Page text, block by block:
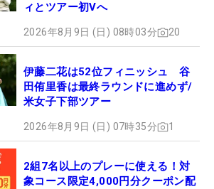
ィとツアー初Vへ
2026年8月9日 (日) 08時03分 20
伊藤二花は52位フィニッシュ 谷
田侑里香は最終ラウンドに進めず/
米女子下部ツアー
2026年8月9日 (日) 07時35分 1
2組7名以上のプレーに使える！対
象コース限定4,000円分クーポン配